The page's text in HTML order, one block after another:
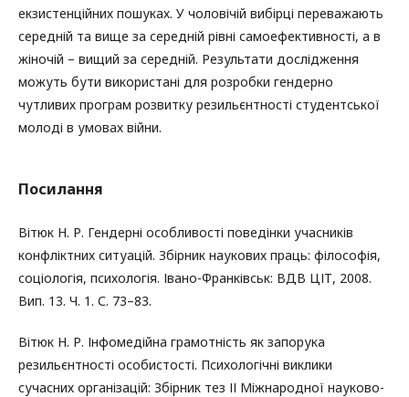
екзистенційних пошуках. У чоловічій вибірці переважають
середній та вище за середній рівні самоефективності, а в
жіночій – вищий за середній. Результати дослідження
можуть бути використані для розробки гендерно
чутливих програм розвитку резильєнтності студентської
молоді в умовах війни.
Посилання
Вітюк Н. Р. Гендерні особливості поведінки учасників
конфліктних ситуацій. Збірник наукових праць: філософія,
соціологія, психологія. Івано-Франківськ: ВДВ ЦІТ, 2008.
Вип. 13. Ч. 1. С. 73–83.
Вітюк Н. Р. Інфомедійна грамотність як запорука
резильєнтності особистості. Психологічні виклики
сучасних організацій: Збірник тез ІІ Міжнародної науково-